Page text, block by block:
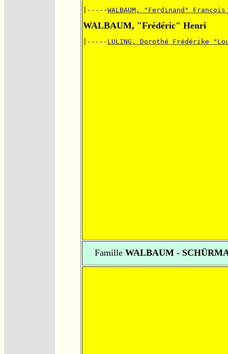
|-----WALBAUM, "Ferdinand"
WALBAUM, "Frédéric" Henri
|----- LULING, Dorothé Frédérike
FamilleWALBAUM -